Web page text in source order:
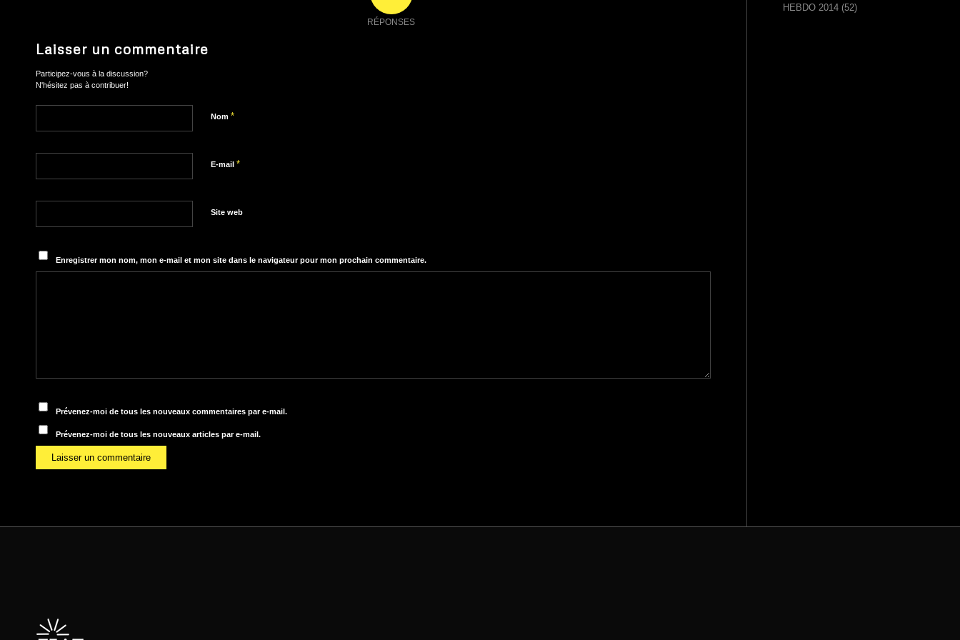
RÉPONSES
Laisser un commentaire
Participez-vous à la discussion?
N'hésitez pas à contribuer!
Nom *
E-mail *
Site web
Enregistrer mon nom, mon e-mail et mon site dans le navigateur pour mon prochain commentaire.
Prévenez-moi de tous les nouveaux commentaires par e-mail.
Prévenez-moi de tous les nouveaux articles par e-mail.
HEBDO 2014 (52)